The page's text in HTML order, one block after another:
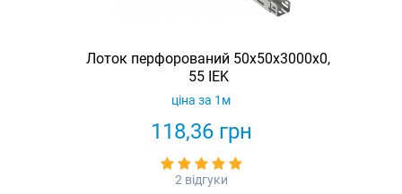
Лоток перфорований 50х50х3000х0,
55 IEK
118,36грн
ціна за 1м
2 відгуки